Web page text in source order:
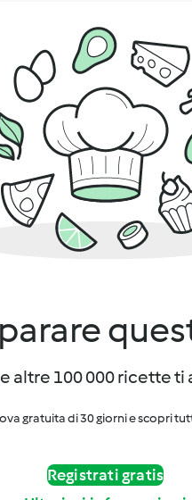
altre 100 000 ricette ti
gratuita di 30 giorni e scopri
Registrati gratis